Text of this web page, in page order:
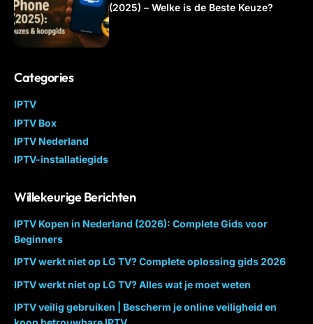
(2025) – Welke is de Beste Keuze?
Categories
IPTV
IPTV Box
IPTV Nederland
IPTV-installatiegids
Willekeurige Berichten
IPTV Kopen in Nederland (2026): Complete Gids voor
Beginners
IPTV werkt niet op LG TV? Complete oplossing gids 2026
IPTV werkt niet op LG TV? Alles wat je moet weten
IPTV veilig gebruiken | Bescherm je online veiligheid en